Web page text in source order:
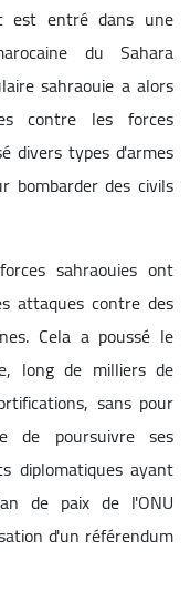
entré dans une
du Sahara
sahraouie a alors
contre les forces
divers types d'armes
bombarder des civils
sahraouies ont
attaques contre des
Cela a poussé le
long de milliers de
sans pour
de poursuivre ses
diplomatiques ayant
de paix de l'ONU
d'un référendum